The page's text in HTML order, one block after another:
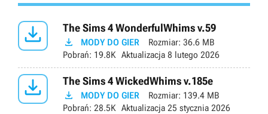
 The Sims 4 WonderfulWhims v.59
 MODY DO GIER Rozmiar: 36.6 MB
Pobrań: 19.8K Aktualizacja 8 lutego 2026
 The Sims 4 WickedWhims v.185e
 MODY DO GIER Rozmiar: 139.4 MB
Pobrań: 28.5K Aktualizacja 25 stycznia 2026